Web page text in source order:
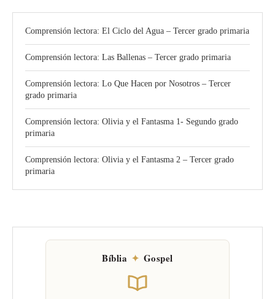
Comprensión lectora: El Ciclo del Agua – Tercer grado primaria
Comprensión lectora: Las Ballenas – Tercer grado primaria
Comprensión lectora: Lo Que Hacen por Nosotros – Tercer
grado primaria
Comprensión lectora: Olivia y el Fantasma 1- Segundo grado
primaria
Comprensión lectora: Olivia y el Fantasma 2 – Tercer grado
primaria
Bíblia ✦ Gospel